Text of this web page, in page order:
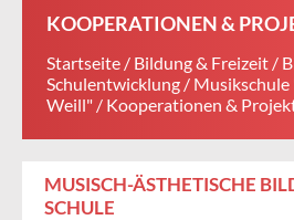
KOOPERATIONEN &
Startseite / Bildung & Freizeit /
Schulentwicklung /
Weill" / Kooperationen &
MUSISCH-ÄSTHETISCHE
SCHULE